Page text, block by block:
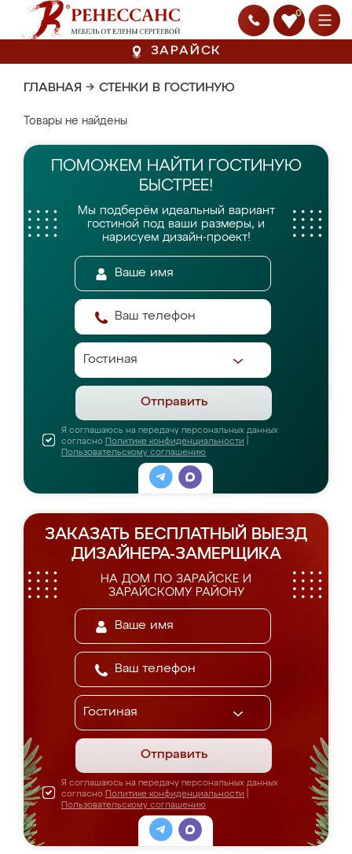
0
ЗАРАЙСК
ГЛАВНАЯ → СТЕНКИ В ГОСТИНУЮ
Товары не найдены
ПОМОЖЕМ НАЙТИ
ГОСТИНУЮ
БЫСТРЕЕ!
Мы подберём идеальный вариант
гостиной под ваши размеры, и
нарисуем дизайн-проект!
Отправить
Я соглашаюсь на передачу персональных данных
согласно Политике конфиденциальности
Пользовательскому соглашению
ЗАКАЗАТЬ БЕСПЛАТНЫЙ ВЫЕЗД
ДИЗАЙНЕРА-ЗАМЕРЩИКА
НА ДОМ ПО ЗАРАЙСКЕ И
ЗАРАЙСКОМУ РАЙОНУ
Отправить
Я соглашаюсь на передачу персональных данных
согласно Политике конфиденциальности
Пользовательскому соглашению